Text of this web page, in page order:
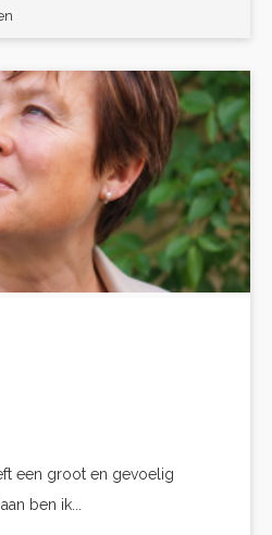
een groot en gevoelig
ben ik...